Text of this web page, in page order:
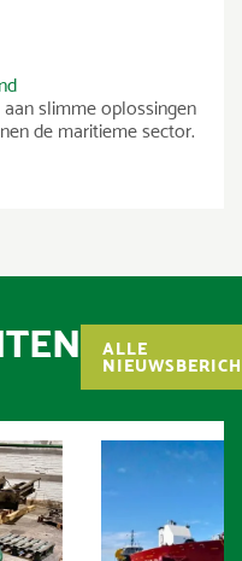
slimme oplossingen
de maritieme sector.
ALLE